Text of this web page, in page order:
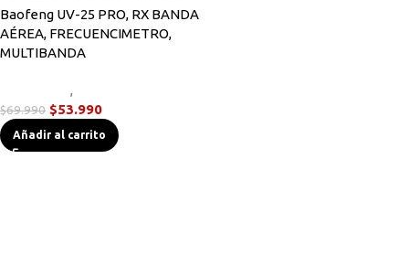
Baofeng UV-25 PRO, RX BANDA
AÉREA, FRECUENCIMETRO,
MULTIBANDA
,
$69.990 $53.990
Añadir al carrito